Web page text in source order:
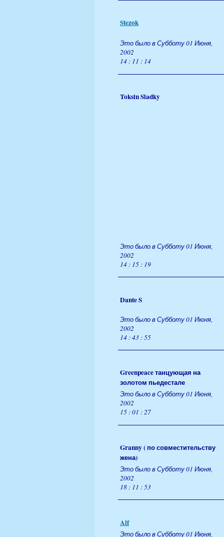
Stezok
Это было в Субботу 01 Июня,
2002
14 : 11 : 14
Toksin Sladky
Это было в Субботу 01 Июня,
2002
14 : 15 : 19
Dante S
Это было в Субботу 01 Июня,
2002
14 : 43 : 55
Greenpeace танцующая на
золотом пьедестале
Это было в Субботу 01 Июня,
2002
15 : 01 : 27
Granny ( по совместительству
жена)
Это было в Субботу 01 Июня,
2002
18 : 11 : 53
Alf
Это было в Субботу 01 Июня,